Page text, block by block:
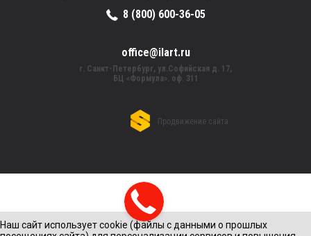
8 (800) 600-36-05
office@ilart.ru
г. Санкт-Петербург, ул.Софийская д. 17,
БЦ «Формула». оф. 311
Продвижение сайта
Наш сайт использует cookie (файлы с данными о прошлых